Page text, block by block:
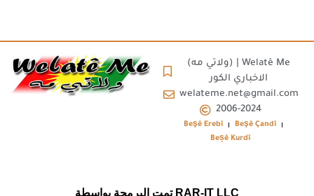
(ولاتي مه) | Welatê Me
الاخباري الكور
welateme.net@gmail.com
2006-2024
Beşê Erebî
Beşê Çandî
Beșê Kurdî
تمت البرمجة بواسطة RAR-IT LLC